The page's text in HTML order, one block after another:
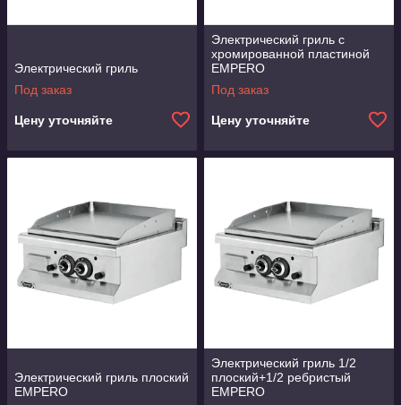
Электрический гриль
Под заказ
Цену уточняйте
Электрический гриль с
хромированной пластиной
EMPERO
Под заказ
Цену уточняйте
Электрический гриль плоский
EMPERO
Электрический гриль 1/2
плоский+1/2 ребристый
EMPERO